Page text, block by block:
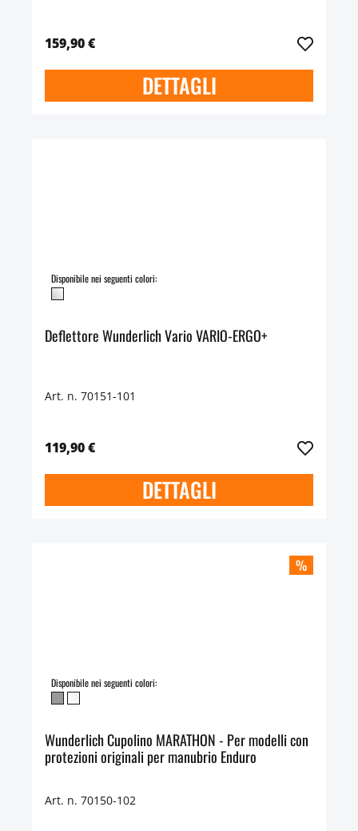
159,90 €
DETTAGLI
Disponibile nei seguenti colori:
Deflettore Wunderlich Vario VARIO-ERGO+
Art. n. 70151-101
119,90 €
DETTAGLI
%
Disponibile nei seguenti colori:
Wunderlich Cupolino MARATHON - Per modelli con
protezioni originali per manubrio Enduro
Art. n. 70150-102